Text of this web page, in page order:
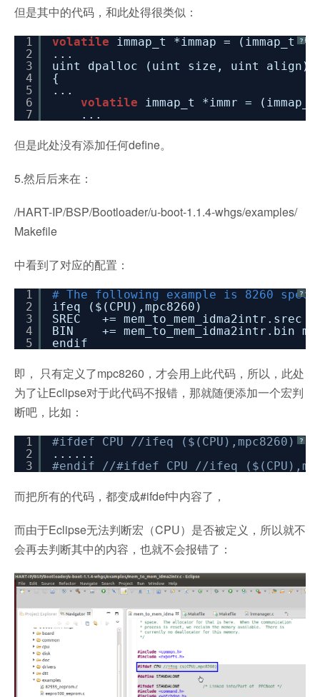
但是其中的代码，和此处得很类似：
?
1
2
3
4
5
6
7
volatile
immap_t *immap = (immap_t *)
...
uint dpalloc (uint size, uint align)
{
...
volatile
immap_t *immr = (immap_t
...
但是此处没有添加任何define。
5.然后后来在：
/HART-IP/BSP/Bootloader/u-boot-1.1.4-whgs/examples/
Makefile
中看到了对应的配置：
?
1
2
3
4
5
# The following example is 8260
ifeq ($(CPU),mpc8260)
SREC += mem_to_mem_idma2intr.srec
BIN += mem_to_mem_idma2intr.bin
endif
即， 只有定义了mpc8260，才会用上此代码，所以，此处
为了让Eclipse对于此代码不报错，那就随便添加一个宏判
断吧，比如：
?
1
2
3
#ifdef CPU //ifeq ($(CPU),mpc8260)
......
#endif //#ifdef CPU //ifeq
而把所有的代码，都变成#ifdef中内容了，
而由于Eclipse无法判断宏（CPU）是否被定义，所以就不
会再去判断其中的内容，也就不会报错了：